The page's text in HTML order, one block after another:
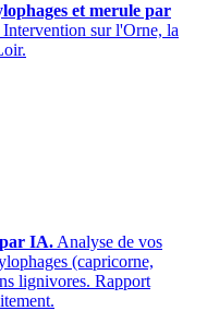
et merule par
sur l'Orne, la
par IA.Analyse de vos
(capricorne,
lignivores. Rapport